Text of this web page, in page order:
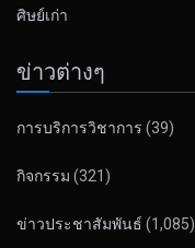
ศิษย์เก่า
ข่าวต่างๆ
การบริการวิชาการ (39)
กิจกรรม (321)
ข่าวประชาสัมพันธ์ (1,085)